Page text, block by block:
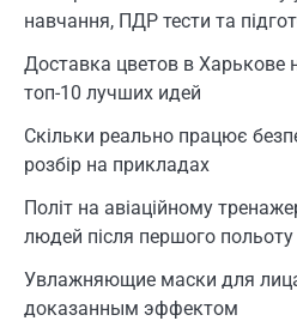
навчання, ПДР тести та
Доставка цветов в Харькове
топ-10 лучших идей
Скільки реально працює
розбір на прикладах
Політ на авіаційному
людей після першого польоту
Увлажняющие маски для
доказанным эффектом